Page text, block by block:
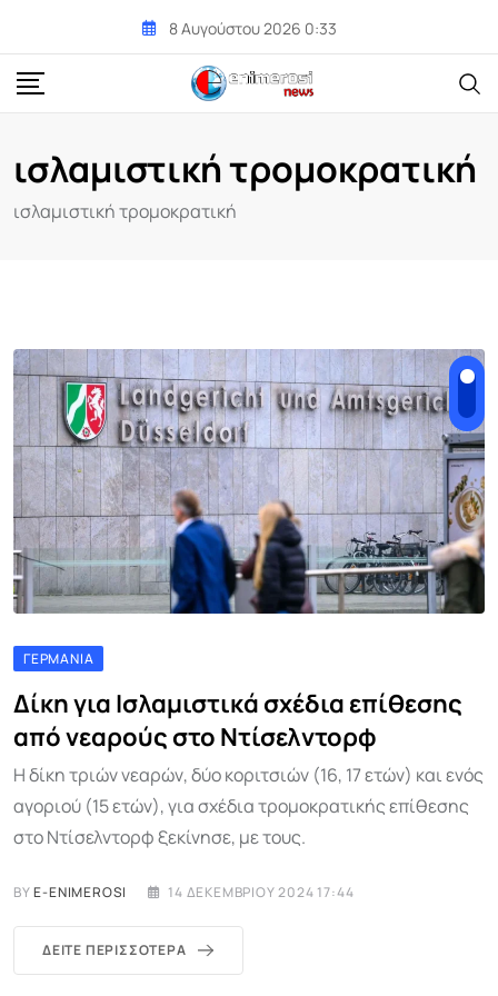
content
8 Αυγούστου 2026 0:33
ισλαμιστική τρομοκρατική
ισλαμιστική τρομοκρατική
ΓΕΡΜΑΝΊΑ
Δίκη για Ισλαμιστικά σχέδια επίθεσης
από νεαρούς στο Ντίσελντορφ
Η δίκη τριών νεαρών, δύο κοριτσιών (16, 17 ετών) και ενός
αγοριού (15 ετών), για σχέδια τρομοκρατικής επίθεσης
στο Ντίσελντορφ ξεκίνησε, με τους.
BYE-ENIMEROSI 14 ΔΕΚΕΜΒΡΊΟΥ 2024 17:44
ΔΕΊΤΕ ΠΕΡΙΣΣΌΤΕΡΑ